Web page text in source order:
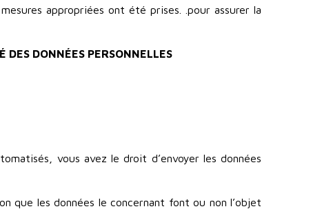
appropriées ont été prises. .pour assurer la
DES DONNÉES PERSONNELLES
vous avez le droit d’envoyer les données
que les données le concernant font ou non l’objet